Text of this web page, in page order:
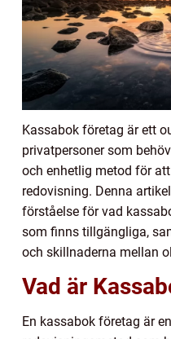
Kassabok företag är ett
privatpersoner som
och enhetlig metod för
redovisning. Denna
förståelse för vad
som finns tillgängliga,
och skillnaderna mellan
Vad är
En kassabok företag är